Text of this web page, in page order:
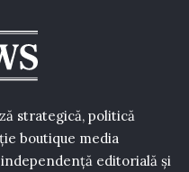
strategică, politică
boutique media
editorială și